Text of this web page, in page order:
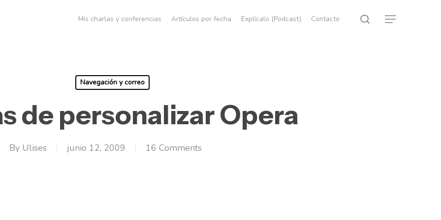
Mis charlas y conferencias Artículos por fecha Explícalo (Podcast) Contacto search
Menu
Navegación y correo
de personalizar Opera
By Ulises junio 12, 2009 16 Comments